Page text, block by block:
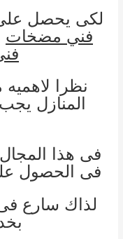
لكى يحصل
فني مضخات
نظرا
المنازل
فى هذا
فى الحصول
لذاك سارع فى